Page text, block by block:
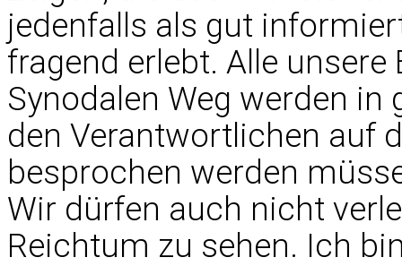
jedenfalls als gut
fragend erlebt. Alle
Synodalen Weg werden
den Verantwortlichen auf
besprochen werden
Wir dürfen auch nicht
Reichtum zu sehen. Ich